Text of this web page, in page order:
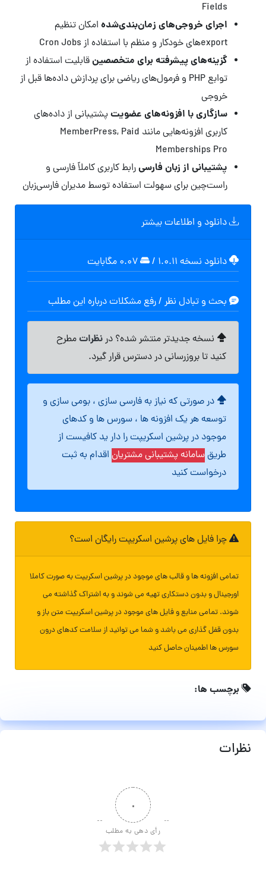
Fields
اجرای خروجی‌های زمان‌بندی‌شده امکان تنظیم
exportهای خودکار و منظم با استفاده از Cron Jobs
گزینه‌های پیشرفته برای متخصصینقابلیت استفاده از
توابع PHP و فرمول‌های ریاضی برای پردازش داده‌ها قبل از
خروجی
سازگاری با افزونه‌های عضویتپشتیبانی از داده‌های
کاربری افزونه‌هایی مانند MemberPress, Paid
Memberships Pro
پشتیبانی از زبان فارسیرابط کاربری کاملاً فارسی و
راست‌چین برای سهولت استفاده توسط مدیران فارسی‌زبان
دانلود و اطلاعات بیشتر
دانلود نسخه ۱.۰.۱۱ /
بحث و تبادل نظر / رفع مشکلات درباره این مطلب
نسخه جدیدتر منتشر شده؟ درنظراتمطرح
کنید تا بروزرسانی در دسترس قرار گیرد.
در صورتی که نیاز به فارسی سازی ، بومی سازی و
توسعه هر یک افزونه ها ، سورس ها و کدهای
موجود در پرشین اسکریپت را دار ید کافیست از
طریقسامانه پشتیبانی مشتریان اقدام به ثبت
درخواست کنید
چرا فایل های پرشین اسکریپت رایگان است؟
تمامی افزونه ها و قالب های موجود در پرشین اسکریپت به صورت کاملا
اورجینال و بدون دستکاری تهیه می شوند و به اشتراک گذاشته می
شوند. تمامی منابع و فایل های موجود در پرشین اسکریپت متن باز و
بدون قفل گذاری می باشد و شما می توانید از سلامت کدهای درون
سورس ها اطمینان حاصل کنید
برچسب ها:
نظرات
۰
رأی دهی به مطلب